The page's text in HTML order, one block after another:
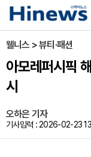
웰니스 > 뷰티·패션
아모레퍼시픽
시
오하은 기자
기사입력 : 2026-02-23